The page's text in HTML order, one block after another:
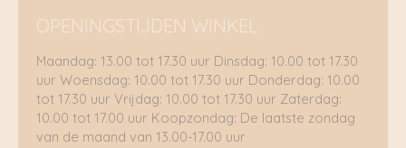
OPENINGSTIJDEN WINKEL
Maandag: 13.00 tot 17.30 uur Dinsdag: 10.00 tot 17.30
uur Woensdag: 10.00 tot 17.30 uur Donderdag: 10.00
tot 17.30 uur Vrijdag: 10.00 tot 17.30 uur Zaterdag:
10.00 tot 17.00 uur Koopzondag: De laatste zondag
van de maand van 13.00-17.00 uur